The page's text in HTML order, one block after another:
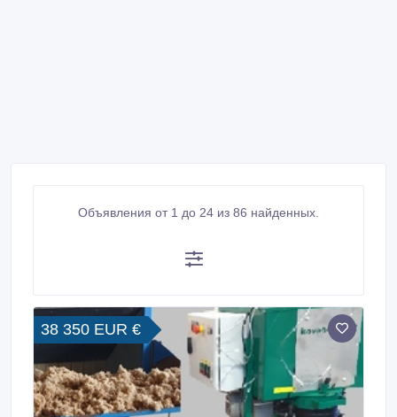
Объявления от 1 до 24 из 86 найденных.
38 350 EUR €